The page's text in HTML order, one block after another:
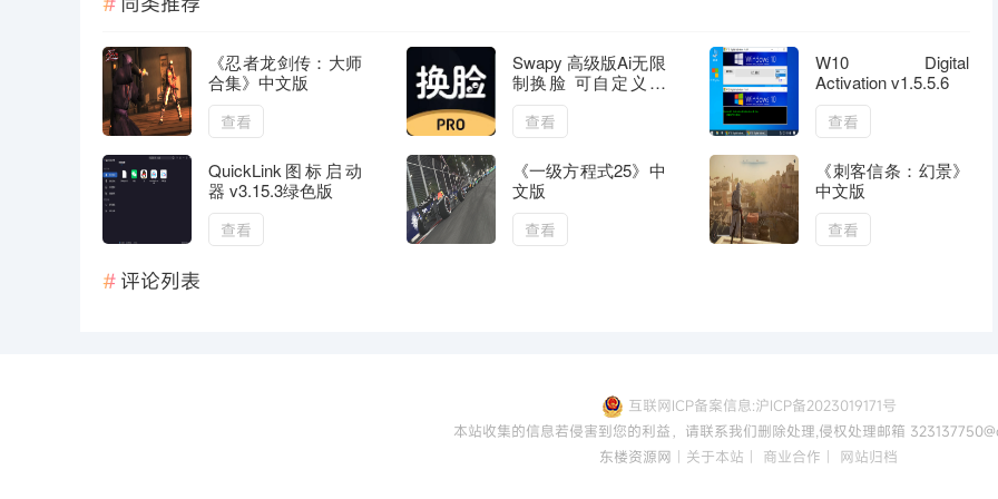
《忍者龙剑传：大师
合集》中文版
查看
Swapy 高级版Ai无限
制换脸 可自定义换
脸
查看
W10 Digital
Activation v1.5.5.6
查看
QuickLink图标启动
器 v3.15.3绿色版
查看
《一级方程式25》中
文版
查看
《刺客信条：幻景》
中文版
查看
评论列表
互联网ICP备案信息:沪ICP备2023019171号
本站收集的信息若侵害到您的利益，请联系我们删除处理,侵权处理邮箱
东楼资源网 | 关于本站 | 商业合作 | 网站归档